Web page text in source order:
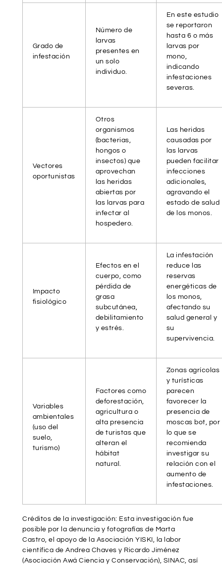
Grado de
infestación
Número de
larvas
presentes en
un solo
individuo.
En este estudio
se reportaron
hasta 6 o más
larvas por
mono,
indicando
infestaciones
severas.
Vectores
oportunistas
Otros
organismos
(bacterias,
hongos o
insectos) que
aprovechan
las heridas
abiertas por
las larvas para
infectar al
hospedero.
Las heridas
causadas por
las larvas
pueden facilitar
infecciones
adicionales,
agravando el
estado de salud
de los monos.
Impacto
fisiológico
Efectos en el
cuerpo, como
pérdida de
grasa
subcutánea,
debilitamiento
y estrés.
La infestación
reduce las
reservas
energéticas de
los monos,
afectando su
salud general y
su
supervivencia.
Variables
ambientales
(uso del
suelo,
turismo)
Factores como
deforestación,
agricultura o
alta presencia
de turistas que
alteran el
hábitat
natural.
Zonas agrícolas
y turísticas
parecen
favorecer la
presencia de
moscas bot, por
lo que se
recomienda
investigar su
relación con el
aumento de
infestaciones.
Créditos de la investigación: Esta investigación fue
posible por la denuncia y fotografías de Marta
Castro, el apoyo de la Asociación YISKI, la labor
científica de Andrea Chaves y Ricardo Jiménez
(Asociación Awá Ciencia y Conservación), SINAC, así